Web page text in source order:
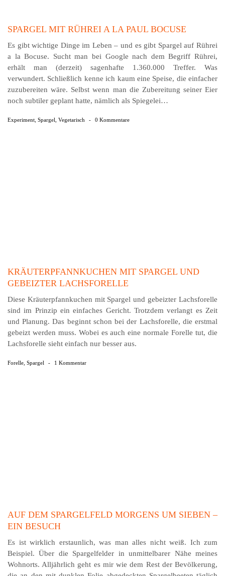
SPARGEL MIT RÜHREI A LA PAUL BOCUSE
Es gibt wichtige Dinge im Leben – und es gibt Spargel auf Rührei
a la Bocuse. Sucht man bei Google nach dem Be­griff Rührei,
erhält man (derzeit) sagenhafte 1.360.000 Treffer. Was
verwundert. Schließlich kenne ich kaum eine Speise, die einfacher
zuzubereiten wäre. Selbst wenn man die Zubereitung seiner Eier
noch subtiler geplant hatte, nämlich als Spiegelei…
Experiment Spargel Vegetarisch - 0 Kommentare
KRÄUTERPFANNKUCHEN MIT SPARGEL UND
GEBEIZTER LACHSFORELLE
Diese Kräuterpfannkuchen mit Spargel und gebeizter Lachsforelle
sind im Prinzip ein einfaches Gericht. Trotzdem verlangt es Zeit
und Planung. Das beginnt schon bei der Lachsforelle, die erstmal
gebeizt werden muss. Wobei es auch eine normale Forelle tut, die
Lachsforelle sieht einfach nur besser aus.
Forelle Spargel - 1 Kommentar
AUF DEM SPARGELFELD MORGENS UM SIEBEN –
EIN BESUCH
Es ist wirklich erstaunlich, was man alles nicht weiß. Ich zum
Beispiel. Über die Spargelfelder in unmittelbarer Nähe meines
Wohnorts. Alljährlich geht es mir wie dem Rest der Bevölkerung,